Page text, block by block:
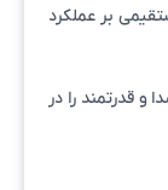
بر عملکرد
و قدرتمند را در